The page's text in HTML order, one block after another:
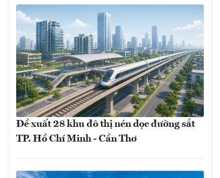
Đề xuất 28 khu đô thị nén dọc đường sắt
TP. Hồ Chí Minh - Cần Thơ